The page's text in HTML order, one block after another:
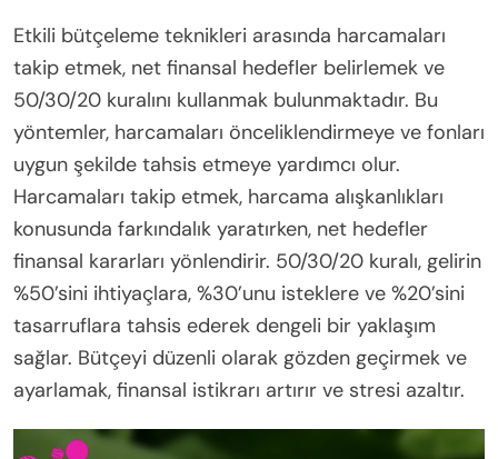
Etkili bütçeleme teknikleri arasında harcamaları
takip etmek, net finansal hedefler belirlemek ve
50/30/20 kuralını kullanmak bulunmaktadır. Bu
yöntemler, harcamaları önceliklendirmeye ve fonları
uygun şekilde tahsis etmeye yardımcı olur.
Harcamaları takip etmek, harcama alışkanlıkları
konusunda farkındalık yaratırken, net hedefler
finansal kararları yönlendirir. 50/30/20 kuralı, gelirin
%50’sini ihtiyaçlara, %30’unu isteklere ve %20’sini
tasarruflara tahsis ederek dengeli bir yaklaşım
sağlar. Bütçeyi düzenli olarak gözden geçirmek ve
ayarlamak, finansal istikrarı artırır ve stresi azaltır.